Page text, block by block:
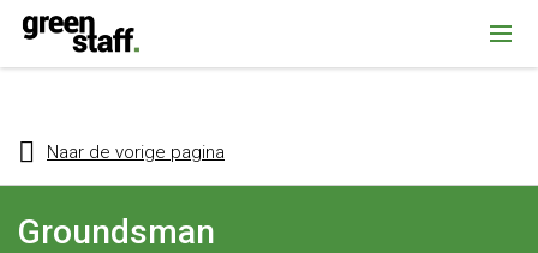
{ "@context": "https://schema.org", "@type": "Organization", "name":
""Greenstaff, "url": "https://www.greenstaff.nl", "logo": "" }
Naar de vorige pagina
Groundsman